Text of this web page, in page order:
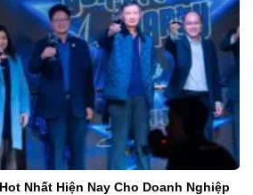
Nhất Hiện Nay Cho Doanh Nghiệp